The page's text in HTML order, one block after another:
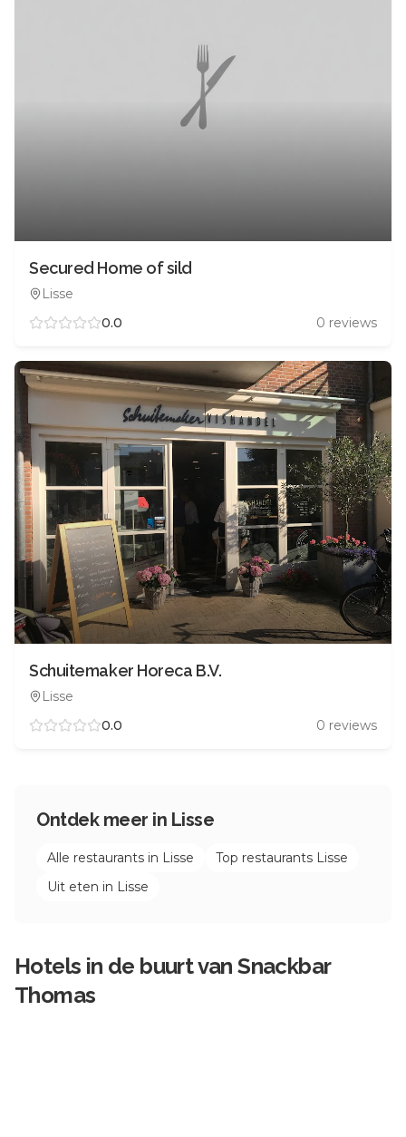
Secured Home of sild
Lisse
0.0
0 reviews
Schuitemaker Horeca B.V.
Lisse
0.0
0 reviews
Ontdek meer in Lisse
Alle restaurants in Lisse Top restaurants Lisse
Uit eten in Lisse
Hotels in de buurt vanSnackbar
Thomas